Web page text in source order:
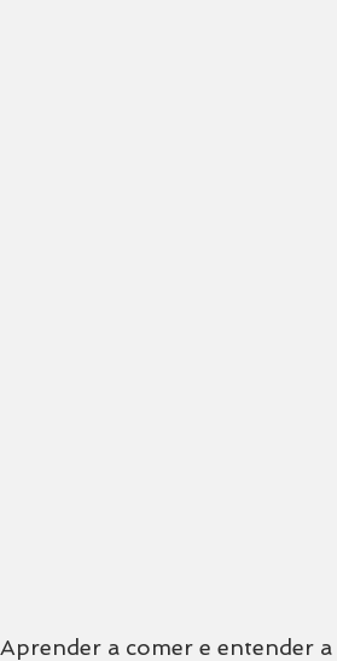
Aprender a comer e entender a